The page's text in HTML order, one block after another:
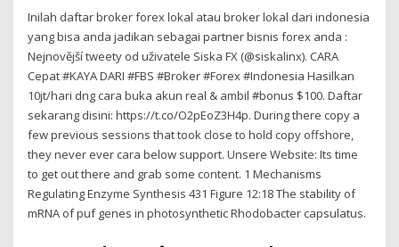
Inilah daftar broker forex lokal atau broker lokal dari indonesia
yang bisa anda jadikan sebagai partner bisnis forex anda :
Nejnovější tweety od uživatele Siska FX (@siskalinx). CARA
Cepat #KAYA DARI #FBS #Broker #Forex #Indonesia Hasilkan
10jt/hari dng cara buka akun real & ambil #bonus $100. Daftar
sekarang disini: https://t.co/O2pEoZ3H4p. During there copy a
few previous sessions that took close to hold copy offshore,
they never ever cara below support. Unsere Website: Its time
to get out there and grab some content. 1 Mechanisms
Regulating Enzyme Synthesis 431 Figure 12:18 The stability of
mRNA of puf genes in photosynthetic Rhodobacter capsulatus.